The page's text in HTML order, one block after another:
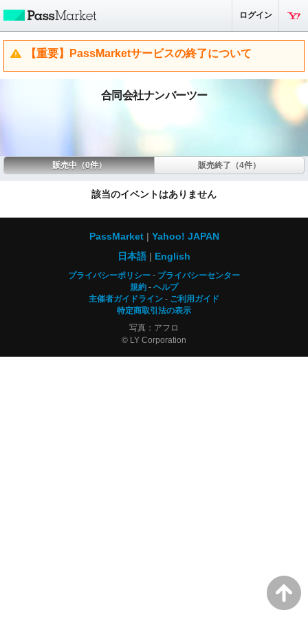
ログイン
【重要】PassMarketサービスの終了について
合同会社ナンバーツー
販売中（0件） 販売終了（4件）
該当のイベントはありません
PassMarket
Yahoo! JAPAN
日本語
English
プライバシーポリシー
プライバシーセンター
規約
ヘルプ
主催者ガイドライン
ご利用ガイド
特定商取引法の表示
写真：アフロ
© LY Corporation